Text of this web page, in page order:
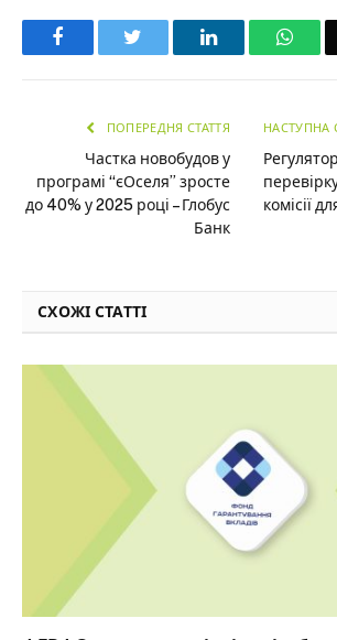
Facebook LinkedIn
ПОПЕРЕДНЯ СТАТТЯ
Частка новобудов у
програмі “єОселя” зросте
до 40% у 2025 році – Глобус
Банк
НАСТУПНА
комісії
СХОЖІ СТАТТІ